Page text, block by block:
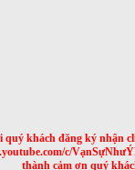
quý khách đăng ký nhận
c/
thành cảm ơn quý
vào ngày tốt sẽ
tự tin, thoải mái. Từ
để làm việc